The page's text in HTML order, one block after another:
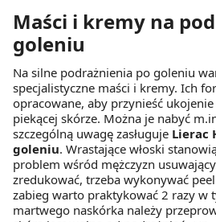
Maści i kremy na
goleniu
Na silne podrażnienia po goleniu
specjalistyczne maści i kremy. Ich
opracowane, aby przynieść
piekącej skórze. Można je nabyć
szczególną uwagę zasługuje Lierac
goleniu. Wrastające włoski
problem wśród mężczyzn
zredukować, trzeba wykonywać
zabieg warto praktykować 2 razy w
martwego naskórka należy